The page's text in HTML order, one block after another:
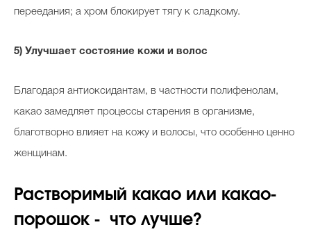
переедания; а хром блокирует тягу к сладкому.
5) Улучшает состояние кожи и волос
Благодаря антиоксидантам, в частности полифенолам,
какао замедляет процессы старения в организме,
благотворно влияет на кожу и волосы, что особенно ценно
женщинам.
Растворимый какао или какао-
порошок - что лучше?